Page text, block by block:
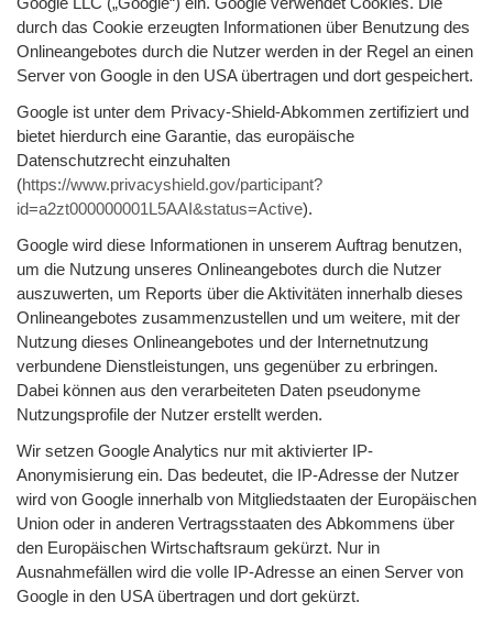
durch das Cookie erzeugten Informationen über Benutzung des
Onlineangebotes durch die Nutzer werden in der Regel an einen
Server von Google in den USA übertragen und dort gespeichert.
Google ist unter dem Privacy-Shield-Abkommen zertifiziert und
bietet hierdurch eine Garantie, das europäische
Datenschutzrecht einzuhalten
(https://www.privacyshield.gov/participant?
id=a2zt000000001L5AAI&status=Active).
Google wird diese Informationen in unserem Auftrag benutzen,
um die Nutzung unseres Onlineangebotes durch die Nutzer
auszuwerten, um Reports über die Aktivitäten innerhalb dieses
Onlineangebotes zusammenzustellen und um weitere, mit der
Nutzung dieses Onlineangebotes und der Internetnutzung
verbundene Dienstleistungen, uns gegenüber zu erbringen.
Dabei können aus den verarbeiteten Daten pseudonyme
Nutzungsprofile der Nutzer erstellt werden.
Wir setzen Google Analytics nur mit aktivierter IP-
Anonymisierung ein. Das bedeutet, die IP-Adresse der Nutzer
wird von Google innerhalb von Mitgliedstaaten der Europäischen
Union oder in anderen Vertragsstaaten des Abkommens über
den Europäischen Wirtschaftsraum gekürzt. Nur in
Ausnahmefällen wird die volle IP-Adresse an einen Server von
Google in den USA übertragen und dort gekürzt.